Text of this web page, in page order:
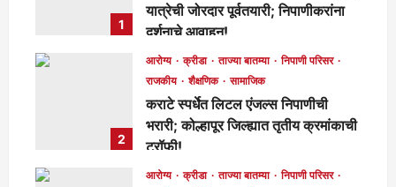
1
यात्रेची जोरदार पूर्वतयारी; निपाणीकरांना
दर्शनाचे आवाहन!
मुख्य संपादक 90
2
आरोग्य क्रीडा ताज्या बातम्या
निपाणी परिसर
राजकीय
शैक्षणिक सामाजिक
कराटे स्पर्धेत लिटल एंजल्स निपाणीची
भरारी; कोल्हापूर जिल्ह्यात तृतीय क्रमांकाची
ट्रॉफी!
मुख्य संपादक 103
आरोग्य क्रीडा ताज्या बातम्या
निपाणी परिसर